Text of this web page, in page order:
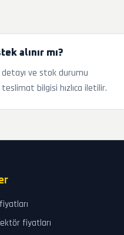
alınır mı?
detayı ve stok durumu
teslimat bilgisi hızlıca iletilir.
fiyatları